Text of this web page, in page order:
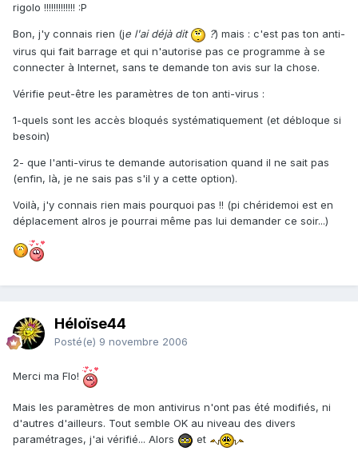
rigolo !!!!!!!!!!!!! :P
Bon, j'y connais rien (je l'ai déjà dit ?) mais : c'est pas ton anti-
virus qui fait barrage et qui n'autorise pas ce programme à se
connecter à Internet, sans te demande ton avis sur la chose.
Vérifie peut-être les paramètres de ton anti-virus :
1-quels sont les accès bloqués systématiquement (et débloque si
besoin)
2- que l'anti-virus te demande autorisation quand il ne sait pas
(enfin, là, je ne sais pas s'il y a cette option).
Voilà, j'y connais rien mais pourquoi pas !! (pi chéridemoi est en
déplacement alros je pourrai même pas lui demander ce soir...)
Héloïse44
Posté(e) 9 novembre 2006
Merci ma Flo!
Mais les paramètres de mon antivirus n'ont pas été modifiés, ni
d'autres d'ailleurs. Tout semble OK au niveau des divers
paramétrages, j'ai vérifié... Alors
et